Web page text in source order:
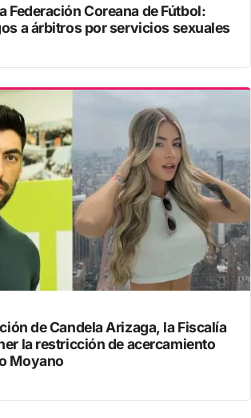
Federación Coreana de Fútbol:
a árbitros por servicios sexuales
de Candela Arizaga, la Fiscalía
la restricción de acercamiento
Moyano